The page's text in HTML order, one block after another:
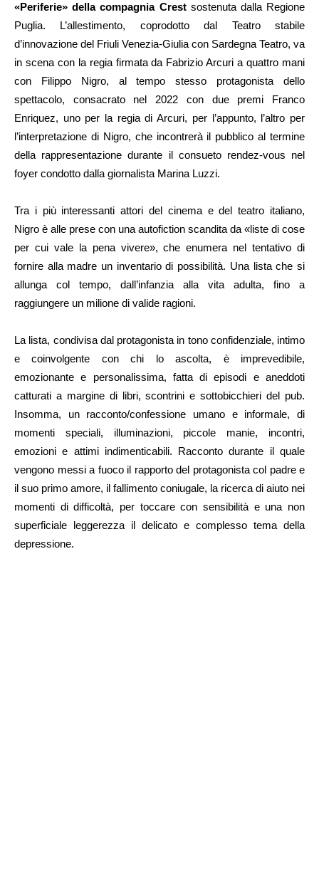
«Periferie» della compagnia Crestsostenuta dalla Regione
Puglia. L’allestimento, coprodotto dal Teatro stabile
d’innovazione del Friuli Venezia-Giulia con Sardegna Teatro, va
in scena con la regia firmata da Fabrizio Arcuri a quattro mani
con Filippo Nigro, al tempo stesso protagonista dello
spettacolo, consacrato nel 2022 con due premi Franco
Enriquez, uno per la regia di Arcuri, per l’appunto, l’altro per
l’interpretazione di Nigro, che incontrerà il pubblico al termine
della rappresentazione durante il consueto rendez-vous nel
foyer condotto dalla giornalista Marina Luzzi.
Tra i più interessanti attori del cinema e del teatro italiano,
Nigro è alle prese con una autofiction scandita da «liste di cose
per cui vale la pena vivere», che enumera nel tentativo di
fornire alla madre un inventario di possibilità. Una lista che si
allunga col tempo, dall’infanzia alla vita adulta, fino a
raggiungere un milione di valide ragioni.
La lista, condivisa dal protagonista in tono confidenziale, intimo
e coinvolgente con chi lo ascolta, è imprevedibile,
emozionante e personalissima, fatta di episodi e aneddoti
catturati a margine di libri, scontrini e sottobicchieri del pub.
Insomma, un racconto/confessione umano e informale, di
momenti speciali, illuminazioni, piccole manie, incontri,
emozioni e attimi indimenticabili. Racconto durante il quale
vengono messi a fuoco il rapporto del protagonista col padre e
il suo primo amore, il fallimento coniugale, la ricerca di aiuto nei
momenti di difficoltà, per toccare con sensibilità e una non
superficiale leggerezza il delicato e complesso tema della
depressione.